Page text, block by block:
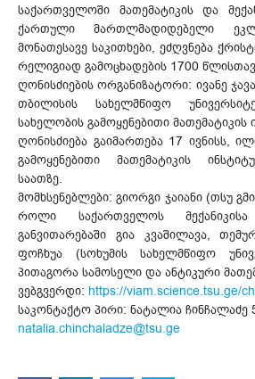
საქართველოში მათემატიკის და
ქართული მართლმადიდებელი
მონათესავე საკითხები, ეძღვნება
რელიგიად გამოცხადების 1700
ღონისძიების ორგანიზატორი: ივანე
თბილისის სახელმწიფო
სახელობის გამოყენებითი მათემატიკის
ღონისძიება გაიმართება 17 ივნისს,
გამოყენებითი მათემატიკის
საათზე.
მომხსენებლები: გიორგი ჯაიანი (თსუ
როლი საქართველოს
განვითარებაში გია კვაშილავა,
ფოჩხუა (სოხუმის სახელმწიფო
პითაგორა სამოსელი და ანტიკური
ვებგვერდი: https://viam.science.tsu.ge/
საკონტაქტო პირი: ნატალია ჩინჩალაძე
natalia.chinchaladze@tsu.ge